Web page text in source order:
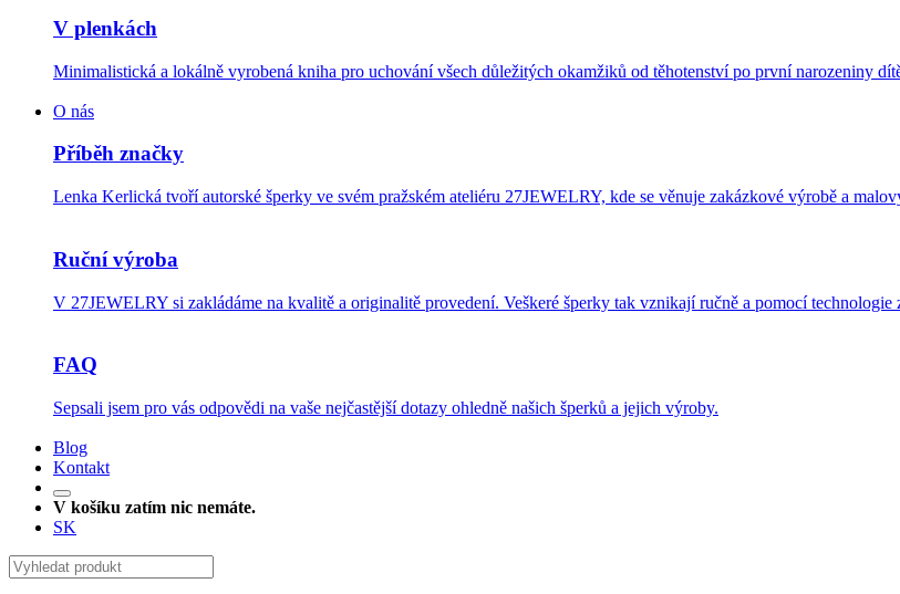
V plenkách
Minimalistická a lokálně vyrobená kniha pro uchování všech důležitých okamžiků od těhotenství po první narozeniny
O nás
Příběh značky
Lenka Kerlická tvoří autorské šperky ve svém pražském ateliéru 27JEWELRY, kde se věnuje zakázkové výrobě a
Ruční výroba
V 27JEWELRY si zakládáme na kvalitě a originalitě provedení. Veškeré šperky tak vznikají ručně a pomocí technologie
FAQ
Sepsali jsem pro vás odpovědi na vaše nejčastější dotazy ohledně našich šperků a jejich výroby.
Blog
Kontakt
V košíku zatím nic nemáte.
SK